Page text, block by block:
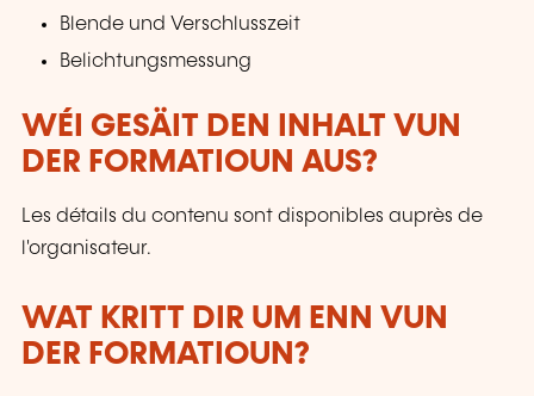
Blende und Verschlusszeit
Belichtungsmessung
WÉI GESÄIT DEN INHALT VUN
DER FORMATIOUN AUS?
Les détails du contenu sont disponibles auprès de
l'organisateur.
WAT KRITT DIR UM ENN VUN
DER FORMATIOUN?